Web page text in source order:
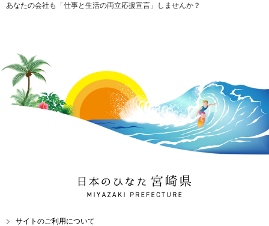
あなたの会社も「仕事と生活の両立応援宣言」しませんか？
日本のひなた 宮崎県
MIYAZAKI PREFECTURE
サイトのご利用について